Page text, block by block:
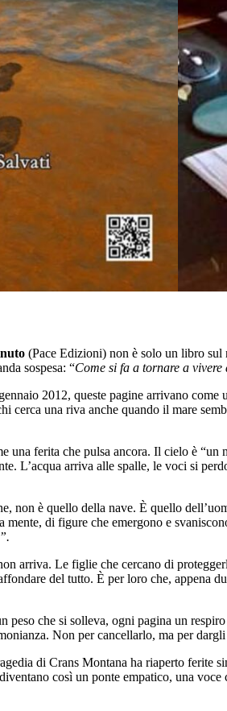
(Pace Edizioni) non è solo un libro
sospesa: “Come si fa a tornare a vivere
2012, queste pagine arrivano
cerca una riva anche quando il mare
una ferita che pulsa ancora. Il cielo è
L’acqua arriva alle spalle, le voci si
non è quello della nave. È quello
di figure che emergono e
arriva. Le figlie che cercano di
del tutto. È per loro che, appena
che si solleva, ogni pagina un
Non per cancellarlo, ma per dargli
di Crans Montana ha riaperto
così un ponte empatico, una